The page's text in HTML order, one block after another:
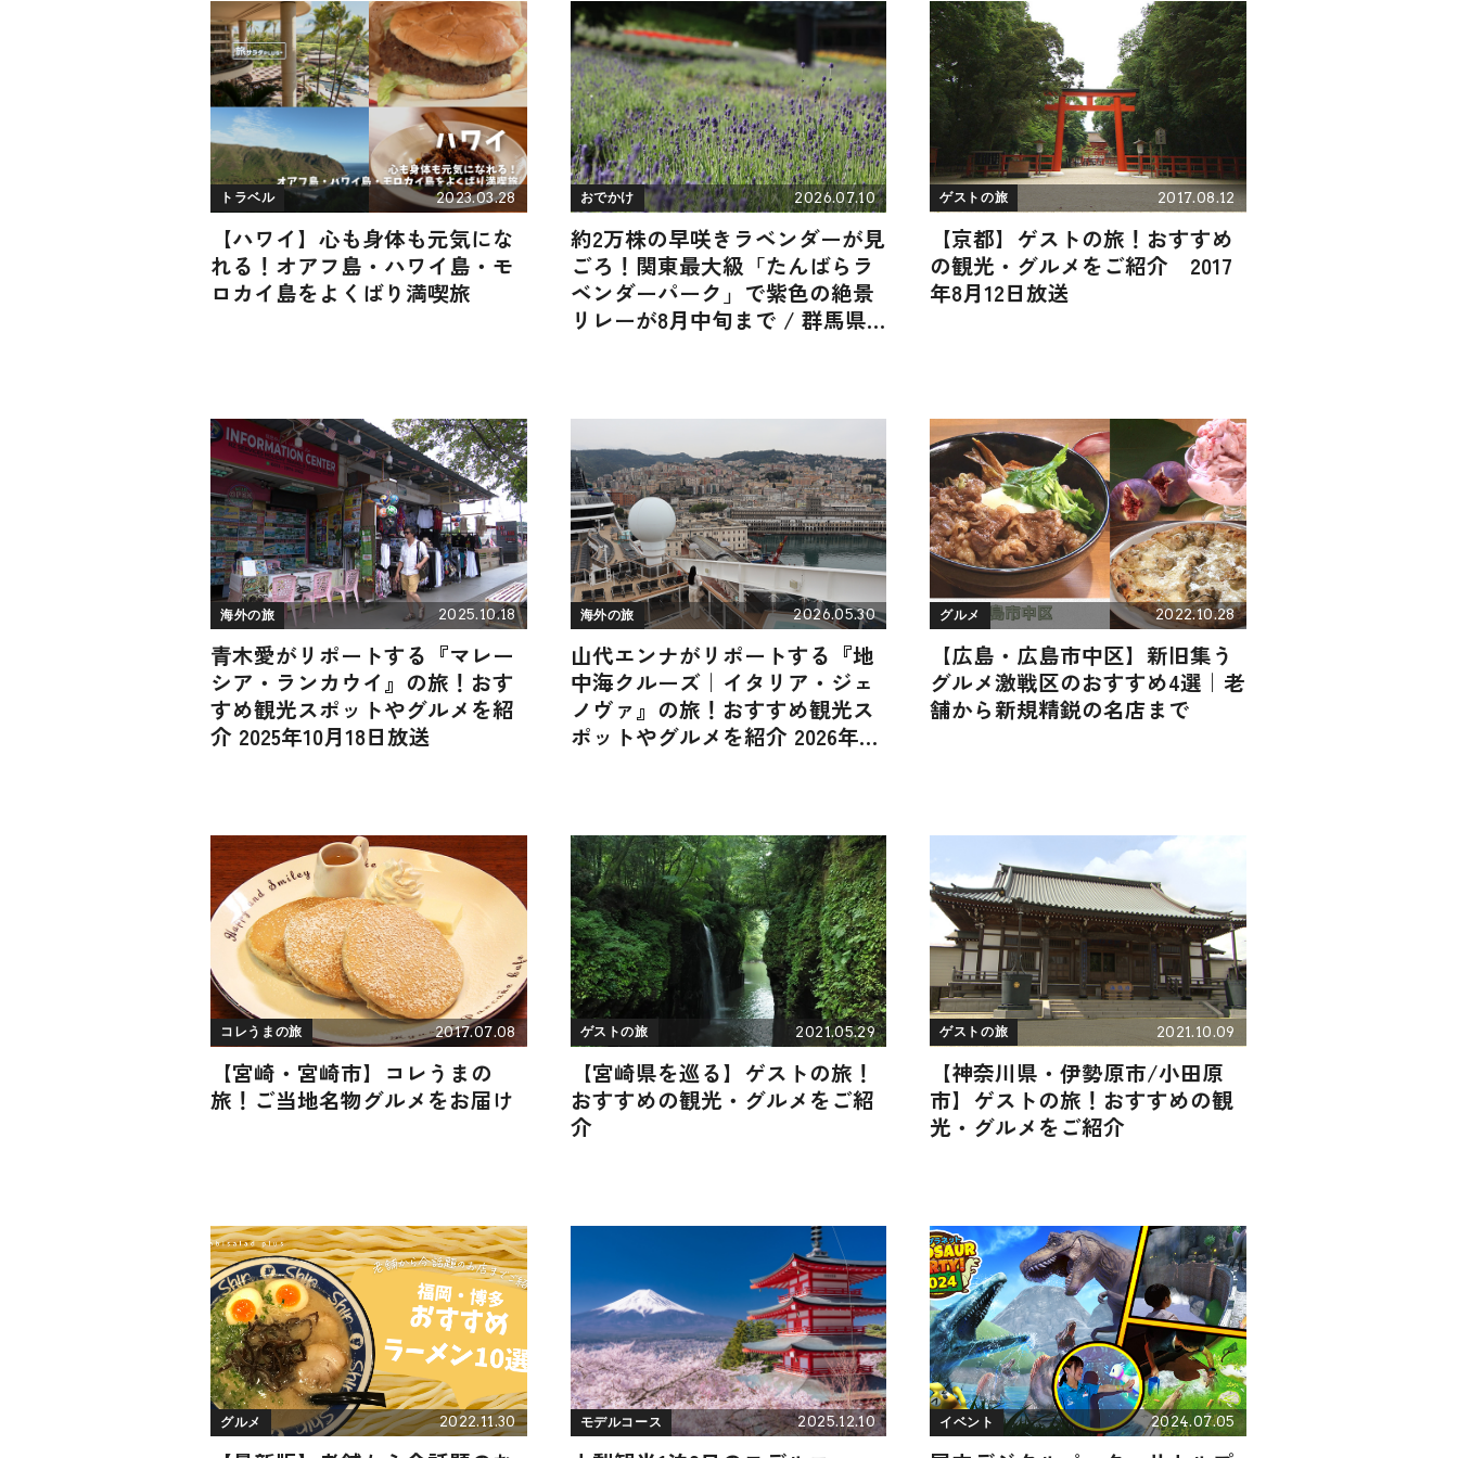
トラベル 2023.03.28
【ハワイ】心も身体も元気にな
れる！オアフ島・ハワイ島・モ
ロカイ島をよくばり満喫旅
おでかけ 2026.07.10
約2万株の早咲きラベンダーが見
ごろ！関東最大級「たんばらラ
ベンダーパーク」で紫色の絶景
リレーが8月中旬まで / 群馬県
ゲストの旅 2017.08.12
【京都】ゲストの旅！おすすめ
の観光・グルメをご紹介 2017
年8月12日放送
海外の旅 2025.10.18
青木愛がリポートする『マレー
シア・ランカウイ』の旅！おす
すめ観光スポットやグルメを紹
介 2025年10月18日放送
海外の旅 2026.05.30
山代エンナがリポートする『地
中海クルーズ｜イタリア・ジェ
ノヴァ』の旅！おすすめ観光ス
ポットやグルメを紹介 2026年5
グルメ 2022.10.28
【広島・広島市中区】新旧集う
グルメ激戦区のおすすめ4選｜老
舗から新規精鋭の名店まで
コレうまの旅 2017.07.08
【宮崎・宮崎市】コレうまの
旅！ご当地名物グルメをお届け
ゲストの旅 2021.05.29
【宮崎県を巡る】ゲストの旅！
おすすめの観光・グルメをご紹
介
ゲストの旅 2021.10.09
【神奈川県・伊勢原市/小田原
市】ゲストの旅！おすすめの観
光・グルメをご紹介
グルメ 2022.11.30 モデルコース 2025.12.10 イベント 2024.07.05